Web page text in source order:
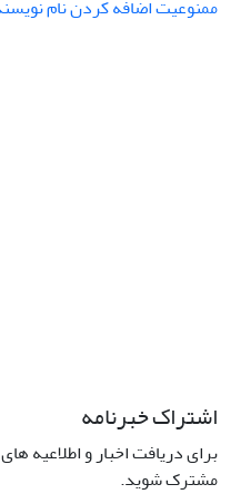
ممنوعیت اضافه کردن نام
اشتراک خبرنامه
برای دریافت اخبار و اطلاعیه
مشترک شوید.